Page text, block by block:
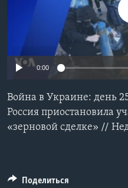
Learning English
СОЦИАЛЬНЫЕ СЕТИ
Языки
No media
0:00
Война в Украине: день
Россия приостановила
«зерновой сделке» //
Поделиться